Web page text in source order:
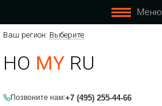
Меню
Ваш регион: Выберите
HO MY RU
Позвоните нам:+7 (495) 255-44-66